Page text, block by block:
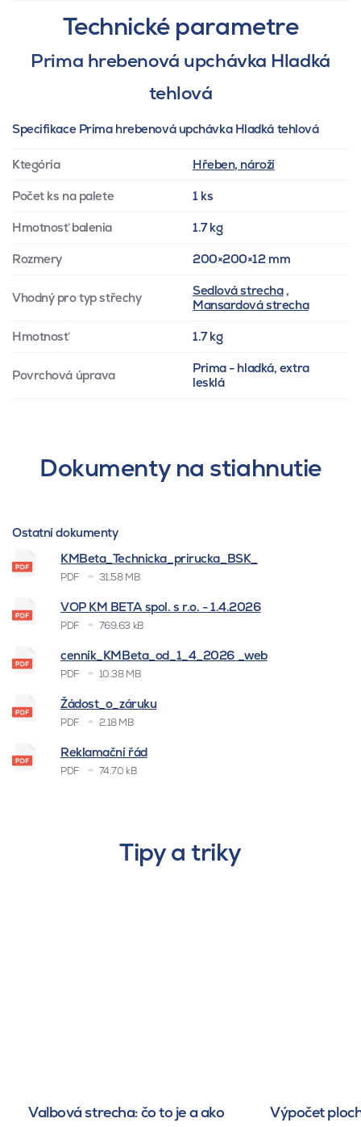
Technické parametre
Prima hrebenová upchávka Hladká
tehlová
Specifikace Prima hrebenová upchávka Hladká tehlová
Ktegória Hřeben, nároží
Počet ks na palete 1 ks
Hmotnosť balenia 1.7 kg
Rozmery 200×200×12 mm
Vhodný pro typ střechy Sedlová strecha,
Mansardová strecha
Hmotnosť 1.7 kg
Povrchová úprava
Prima - hladká, extra
lesklá
Dokumenty na stiahnutie
Ostatní dokumenty
KMBeta_Technicka_prirucka_BSK_
PDF 31.58 MB
VOP KM BETA spol. s r.o. - 1.4.2026
PDF 769.63 kB
cenník_KMBeta_od_1_4_2026 _web
PDF 10.38 MB
Žádost_o_záruku
PDF 2.18 MB
Reklamační řád
PDF 74.70 kB
Tipy a triky
Valbová strecha: čo to je a ako
Výpočet